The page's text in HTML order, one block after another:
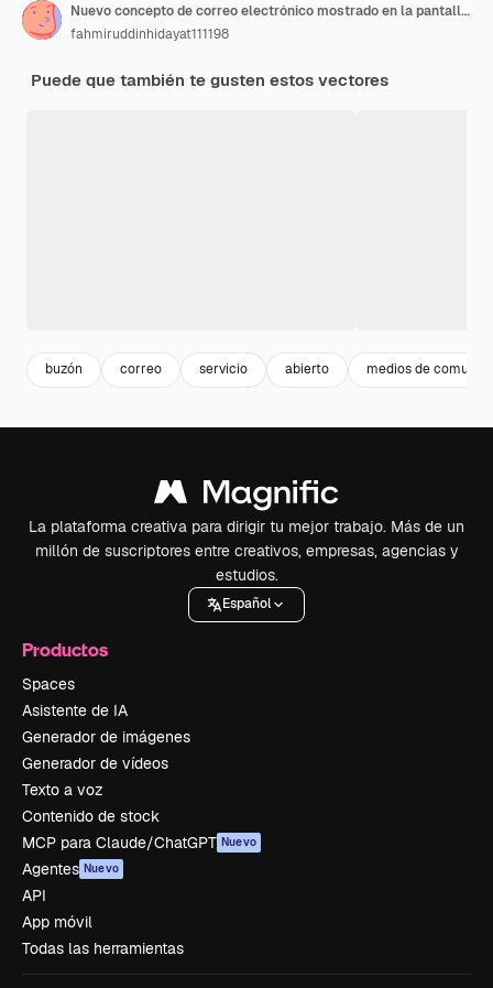
Nuevo concepto de correo electrónico mostrado en la pantalla de la computadora como marketing por correo electrónico o estrategia de negocios en línea
fahmiruddinhidayat111198
Puede que también te gusten estos vectores
buzón correo servicio abierto medios de
La plataforma creativa para dirigir tu mejor trabajo. Más de un
millón de suscriptores entre creativos, empresas, agencias y
estudios.
Español
Productos
Spaces
Asistente de IA
Generador de imágenes
Generador de vídeos
Texto a voz
Contenido de stock
MCP para Claude/ChatGPT Nuevo
Agentes Nuevo
API
App móvil
Todas las herramientas